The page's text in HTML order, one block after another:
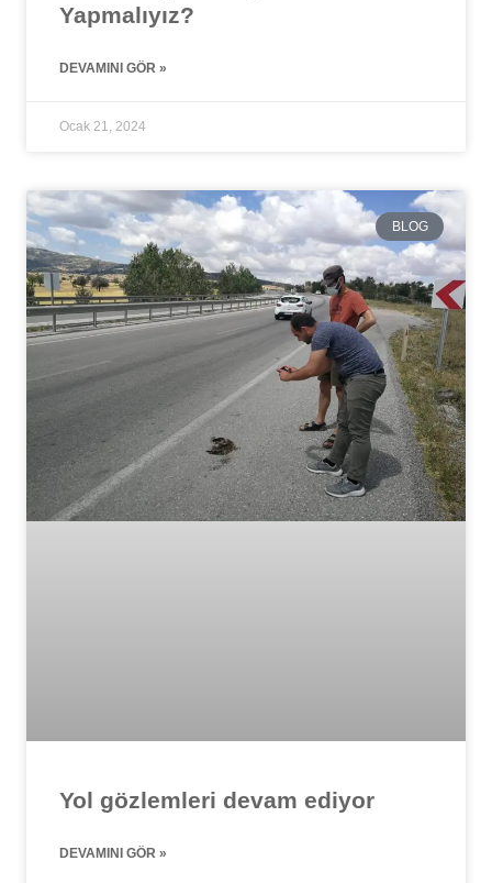
Yapmalıyız?
DEVAMINI GÖR »
Ocak 21, 2024
BLOG
Yol gözlemleri devam ediyor
DEVAMINI GÖR »